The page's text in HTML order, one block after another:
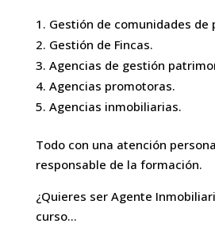
Gestión de comunidades de
Gestión de Fincas.
Agencias de gestión
Agencias promotoras.
Agencias inmobiliarias.
Todo con una atención
responsable de la formación.
¿Quieres ser Agente
curso…